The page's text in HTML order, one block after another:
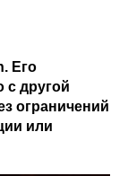
Его
с другой
ограничений
или